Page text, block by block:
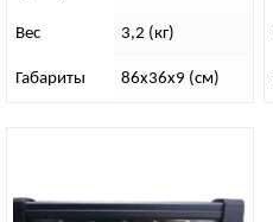
Вес 3,2 (кг)
Габариты 86х36х9 (см)